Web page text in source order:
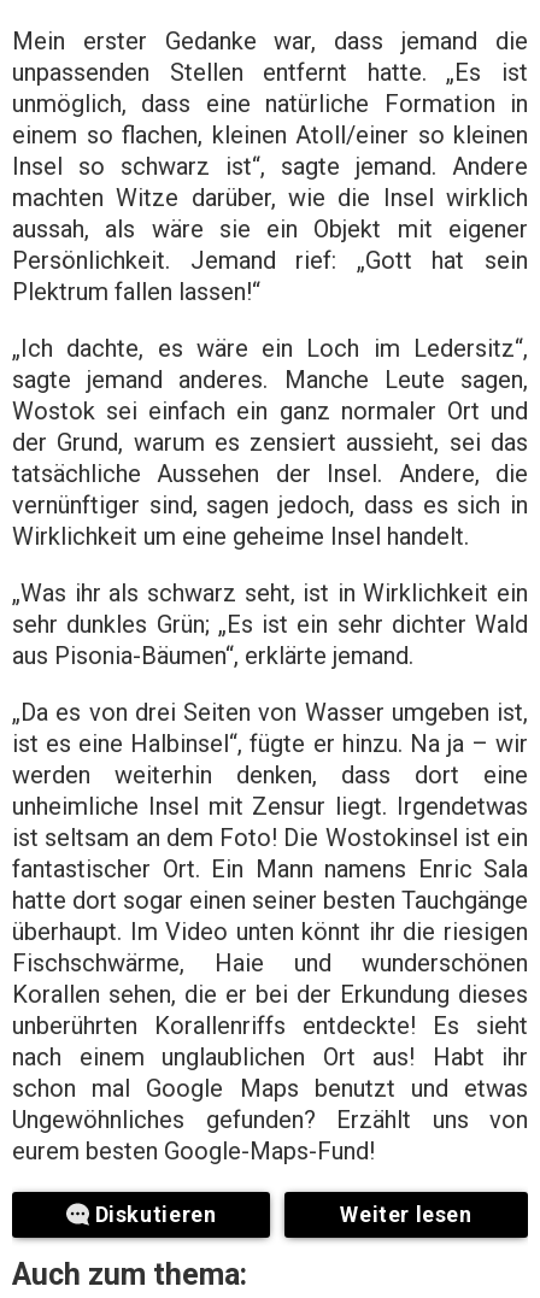
Mein erster Gedanke war, dass jemand die
unpassenden Stellen entfernt hatte. „Es ist
unmöglich, dass eine natürliche Formation in
einem so flachen, kleinen Atoll/einer so kleinen
Insel so schwarz ist“, sagte jemand. Andere
machten Witze darüber, wie die Insel wirklich
aussah, als wäre sie ein Objekt mit eigener
Persönlichkeit. Jemand rief: „Gott hat sein
Plektrum fallen lassen!“
„Ich dachte, es wäre ein Loch im Ledersitz“,
sagte jemand anderes. Manche Leute sagen,
Wostok sei einfach ein ganz normaler Ort und
der Grund, warum es zensiert aussieht, sei das
tatsächliche Aussehen der Insel. Andere, die
vernünftiger sind, sagen jedoch, dass es sich in
Wirklichkeit um eine geheime Insel handelt.
„Was ihr als schwarz seht, ist in Wirklichkeit ein
sehr dunkles Grün; „Es ist ein sehr dichter Wald
aus Pisonia-Bäumen“, erklärte jemand.
„Da es von drei Seiten von Wasser umgeben ist,
ist es eine Halbinsel“, fügte er hinzu. Na ja – wir
werden weiterhin denken, dass dort eine
unheimliche Insel mit Zensur liegt. Irgendetwas
ist seltsam an dem Foto! Die Wostokinsel ist ein
fantastischer Ort. Ein Mann namens Enric Sala
hatte dort sogar einen seiner besten Tauchgänge
überhaupt. Im Video unten könnt ihr die riesigen
Fischschwärme, Haie und wunderschönen
Korallen sehen, die er bei der Erkundung dieses
unberührten Korallenriffs entdeckte! Es sieht
nach einem unglaublichen Ort aus! Habt ihr
schon mal Google Maps benutzt und etwas
Ungewöhnliches gefunden? Erzählt uns von
eurem besten Google-Maps-Fund!
Diskutieren Weiter lesen
Auch zum thema: